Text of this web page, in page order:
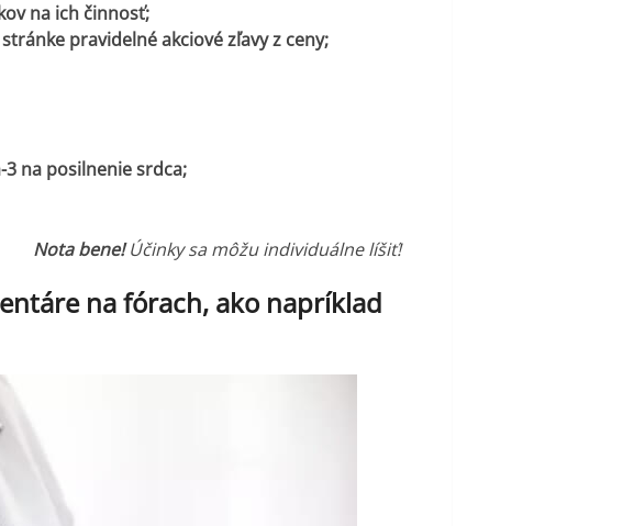
na ich činnosť;
pravidelné akciové zľavy z ceny;
na posilnenie srdca;
Nota bene! Účinky sa môžu individuálne líšiť!
na fórach, ako napríklad